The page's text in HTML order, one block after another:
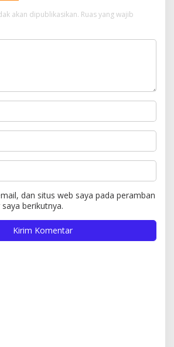
akan dipublikasikan. Ruas yang wajib
dan situs web saya pada peramban
berikutnya.